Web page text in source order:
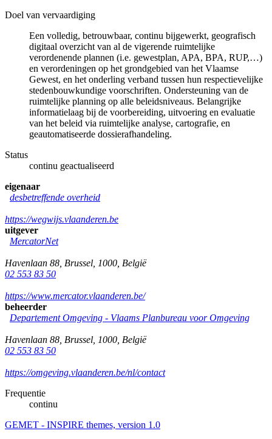
Doel van vervaardiging
Een volledig, betrouwbaar, continu bijgewerkt, geografisch
digitaal overzicht van al de vigerende ruimtelijke
verordenende plannen (i.e. gewestplan, APA, BPA, RUP,…)
en verordeningen op het grondgebied van het Vlaamse
Gewest, en het onderling verband tussen hun respectievelijke
stedenbouwkundige voorschriften. Ondersteuning van de
ruimtelijke planning op alle beleidsniveaus. Belangrijke
informatielaag bij de voorbereiding, uitvoering en evaluatie
van het beleid via ruimtelijke analyse, cartografie, en
geautomatiseerde dossierafhandeling.
Status
continu geactualiseerd
eigenaar
desbetreffende overheid
https://wegwijs.vlaanderen.be
uitgever
MercatorNet
Havenlaan 88 Brussel 1000 België
02 553 83 50
https://www.mercator.vlaanderen.be/
beheerder
Departement Omgeving - Vlaams Planbureau voor Omgeving
Havenlaan 88 Brussel 1000 België
02 553 83 50
https://omgeving.vlaanderen.be/nl/contact
Frequentie
continu
GEMET - INSPIRE themes, version 1.0